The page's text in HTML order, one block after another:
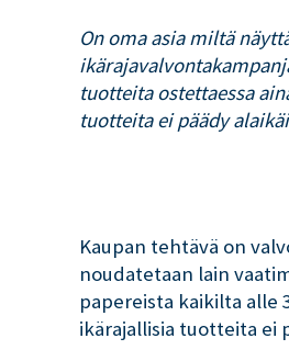
On oma asia miltä
tuotteita ostettaessa
tuotteita ei päädy
Kaupan tehtävä on
noudatetaan lain
papereista kaikilta alle
ikärajallisia tuotteita ei